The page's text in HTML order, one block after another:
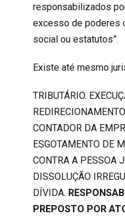
responsabilizados
excesso de poderes
social ou estatutos”.
Existe até mesmo
TRIBUTÁRIO.
CONTADOR DA
ESGOTAMENTO DE
CONTRA A PESSOA
DISSOLUÇÃO
DÍVIDA.
PREPOSTO POR